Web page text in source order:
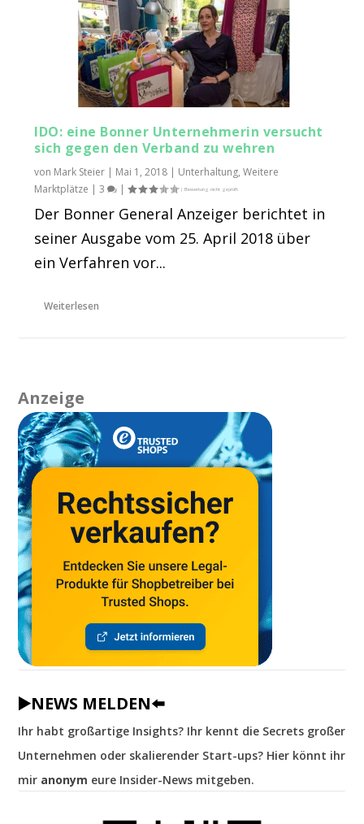
IDO: eine Bonner Unternehmerin versucht
sich gegen den Verband zu wehren
von Mark Steier | Mai 1, 2018 | Unterhaltung,Weitere
Marktplätze |3 |
Der Bonner General Anzeiger berichtet in
seiner Ausgabe vom 25. April 2018 über
ein Verfahren vor...
Weiterlesen
Anzeige
▶️NEWS MELDEN⬅️
Ihr habt großartige Insights? Ihr kennt die Secrets großer
Unternehmen oder skalierender Start-ups? Hier könnt ihr
mir anonym eure Insider-News mitgeben.